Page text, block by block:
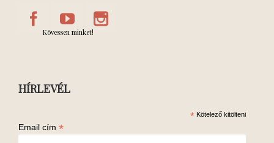
Kövessen minket!
HÍRLEVÉL
* Kötelező kitölteni
Email cím *